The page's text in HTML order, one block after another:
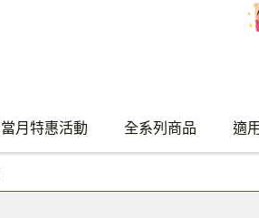
當月特惠活動 全系列商品 適